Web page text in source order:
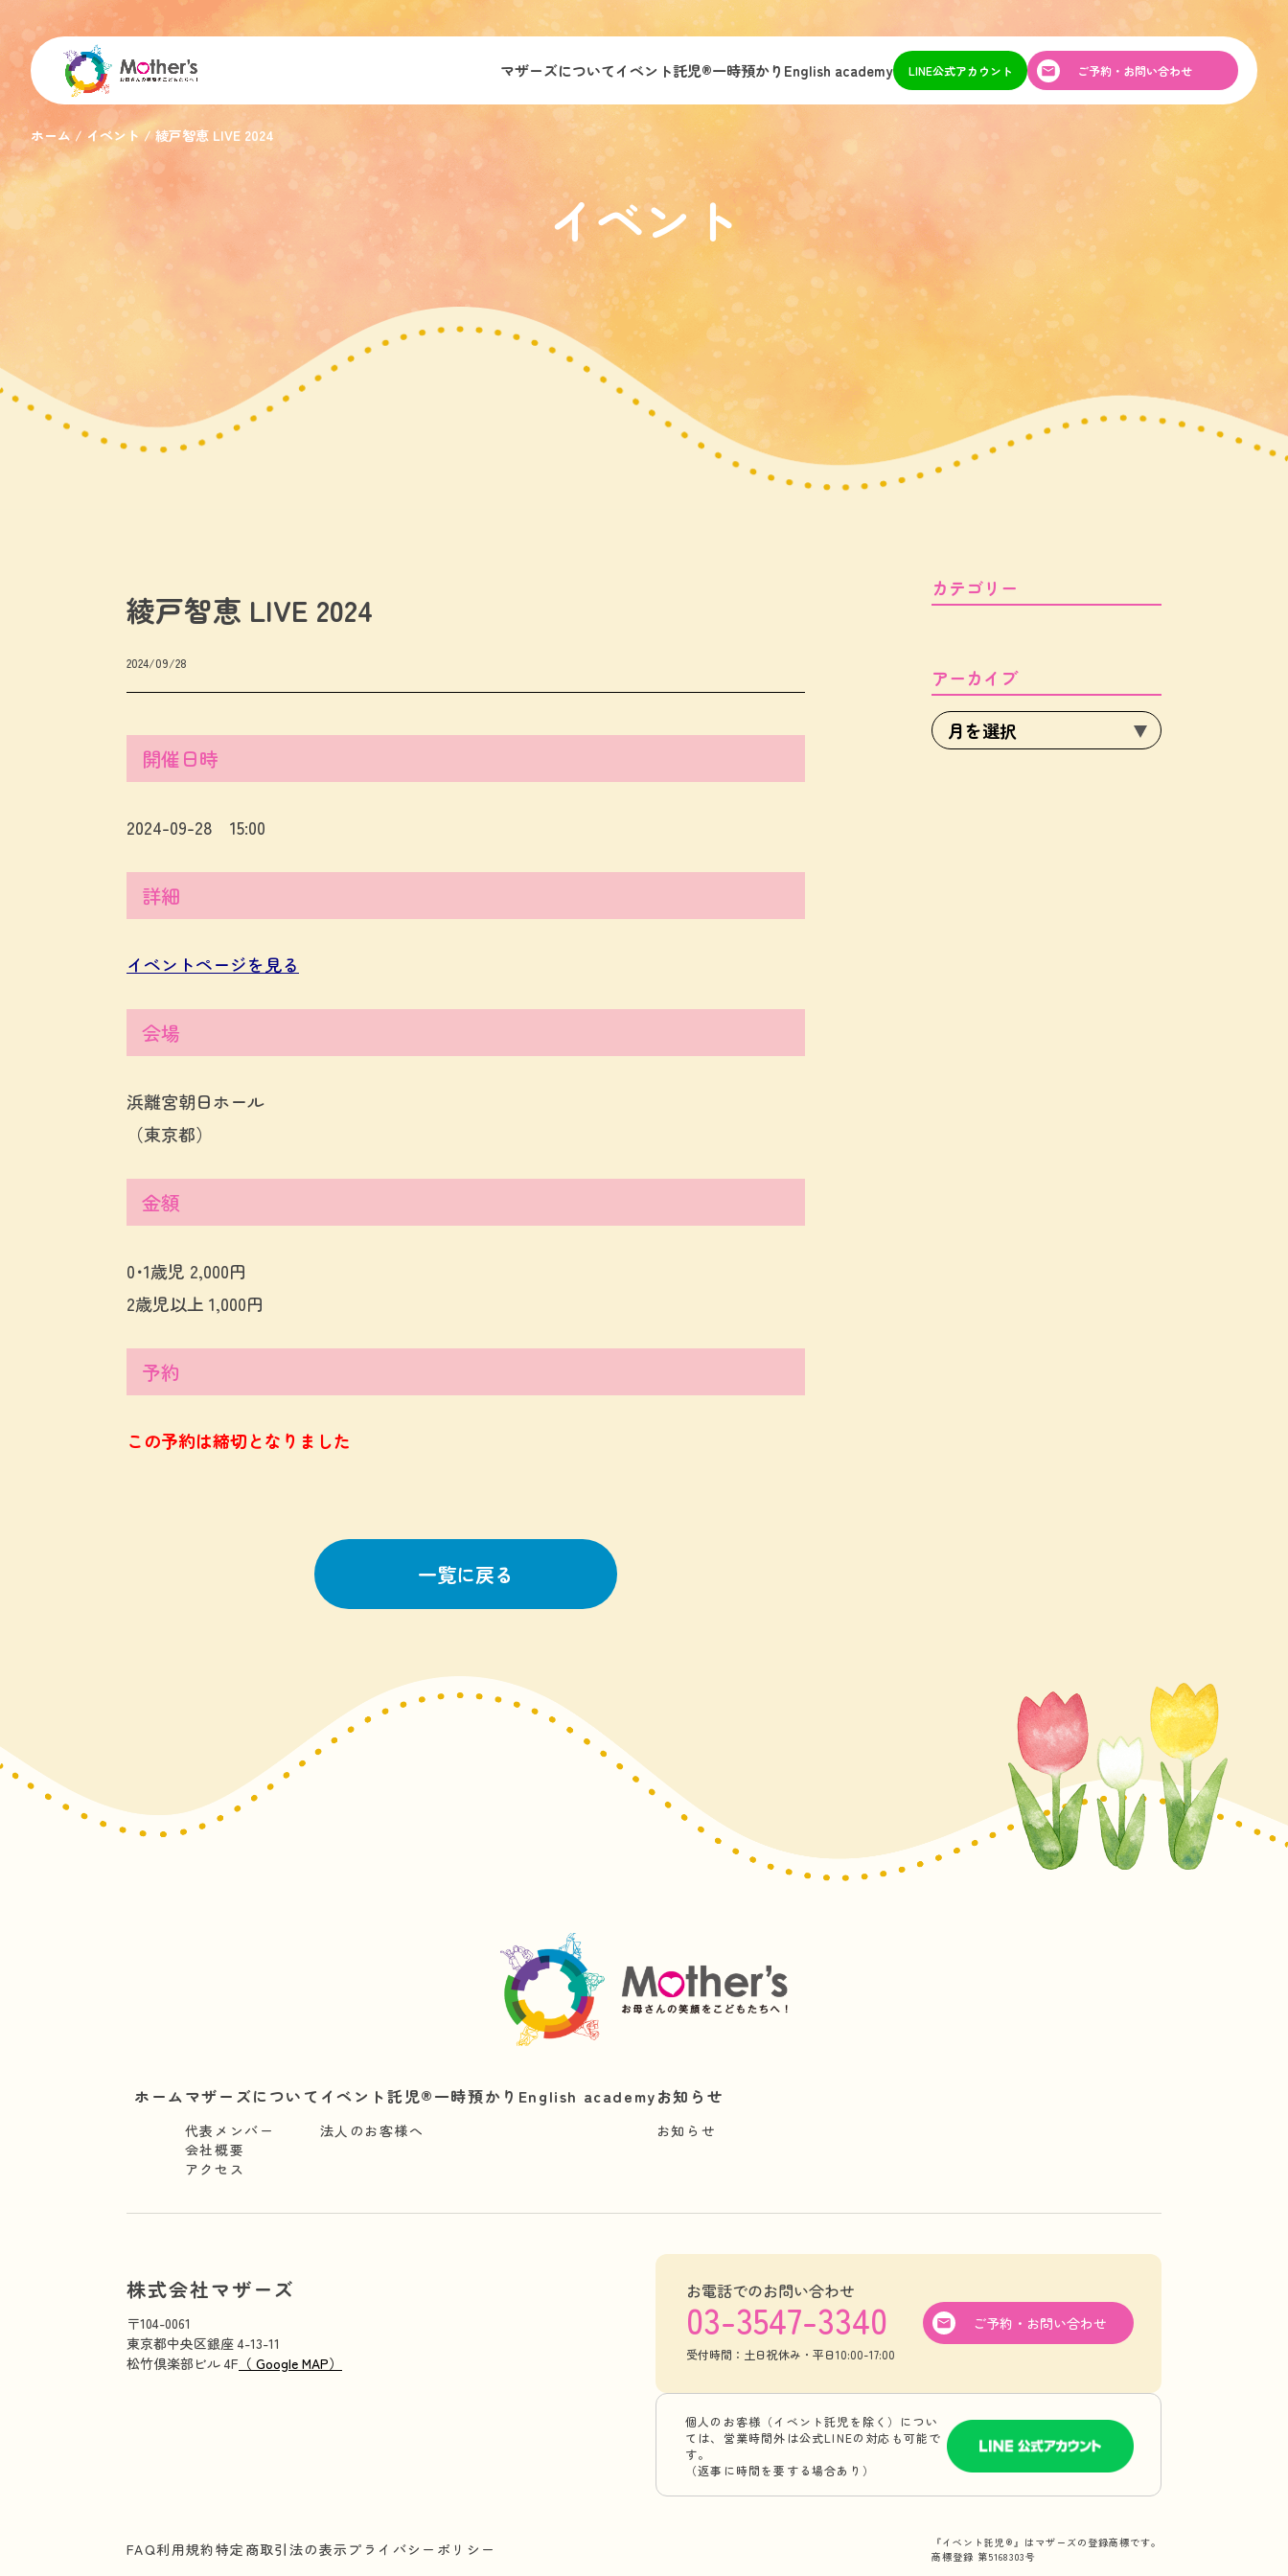
マザーズについてイベント託児®︎一時預かり English academy LINE公式アカウント ご予約・お問い合わせ
ホーム イベント 綾戸智恵 LIVE 2024
イベント
綾戸智恵 LIVE 2024
2024/09/28
開催日時
2024-09-28 15:00
詳細
イベントページを見る
会場
浜離宮朝日ホール
（東京都）
金額
0･1歳児 2,000円
2歳児以上 1,000円
予約
この予約は締切となりました
一覧に戻る
カテゴリー
アーカイブ
ホームマザーズについて
代表メンバー
会社概要
アクセス
イベント託児®︎
法人のお客様へ
一時預かり English academyお知らせ
お知らせ
株式会社マザーズ
〒104-0061
東京都中央区銀座 4-13-11
松竹倶楽部ビル 4F （ Google MAP）
お電話でのお問い合わせ
03-3547-3340
受付時間：土日祝休み・平日10:00-17:00
ご予約・お問い合わせ
個人のお客様（イベント託児を除く）につい
ては、営業時間外は公式LINEの対応も可能で
す。
（返事に時間を要する場合あり）
FAQ利用規約特定商取引法の表示 プライバシーポリシー
『イベント託児®』はマザーズの登録商標です。
商標登録 第5168303号